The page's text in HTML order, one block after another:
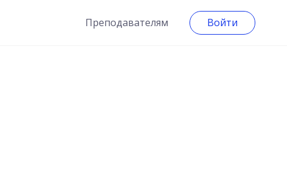
Преподавателям Войти